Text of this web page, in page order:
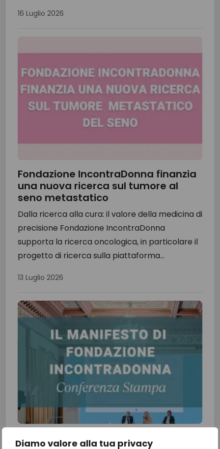
Diamo valore alla tua privacy
16 Luglio 2026
Fondazione IncontraDonna finanzia
una nuova ricerca sul tumore al
seno metastatico
Dalla ricerca alla cura: il valore della medicina di
precisione Fondazione IncontraDonna
supporta la ricerca oncologica, in particolare il
progetto di ricerca sulla piattaforma...
13 Luglio 2026
Il Manifesto di Fondazione